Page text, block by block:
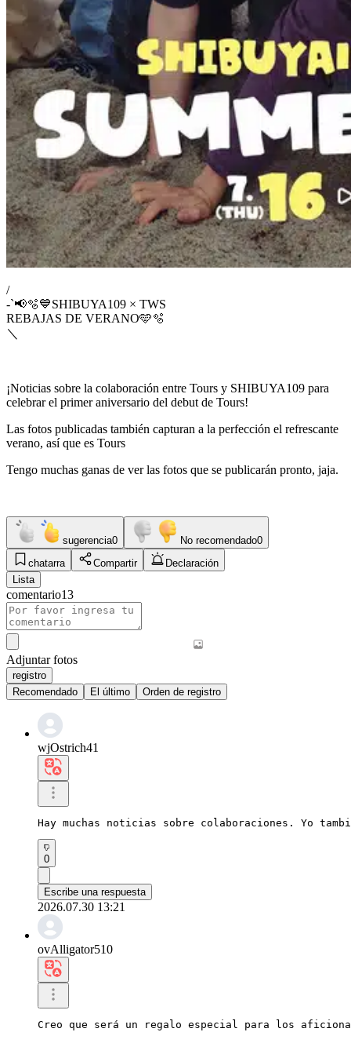
/
-`📢🫧💙SHIBUYA109 × TWS
REBAJAS DE VERANO🩵🫧
＼
¡Noticias sobre la colaboración entre Tours y SHIBUYA109 para
celebrar el primer aniversario del debut de Tours!
Las fotos publicadas también capturan a la perfección el refrescante
verano, así que es Tours
Tengo muchas ganas de ver las fotos que se publicarán pronto, jaja.
sugerencia0 No recomendado0
chatarra
Compartir
Declaración
Lista
comentario13
Adjuntar fotos
registro
Recomendado
El último Orden de registro
wjOstrich41
Hay muchas noticias sobre colaboraciones. Yo
0
Escribe una respuesta
2026.07.30 13:21
ovAlligator510
Creo que será un regalo especial para los